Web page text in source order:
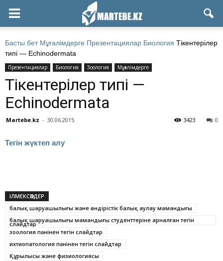
Басты бет Мұғалімдерге Презентациялар Биология Тікентерілер
типі — Echinodermata
Презентациялар Биология Зоология Мұғалімдерге
Тікентерілер типі —
Echinodermata
Martebe.kz - 30.06.2015 0
3423
Тегін жүктеп алу
ІЛМЕКСӨЗДЕР
балық шаруашылығы және өндірістік балық аулау мамандығы
балық шаруашылығы мамандығы студенттеріне арналған тегін
слайдтар
зоология пәнінен тегін слайдтар
ихтиопатология пәнінен тегін слайдтар
Құрылысы және физиологиясы